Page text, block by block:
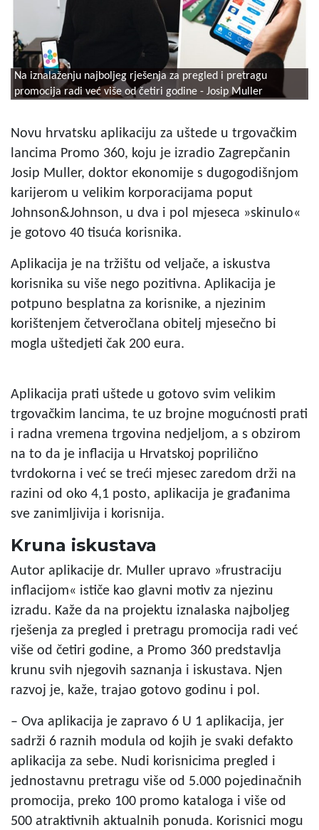
Na iznalaženju najboljeg rješenja za pregled i pretragu
promocija radi već više od četiri godine - Josip Muller
Novu hrvatsku aplikaciju za uštede u trgovačkim
lancima Promo 360, koju je izradio Zagrepčanin
Josip Muller, doktor ekonomije s dugogodišnjom
karijerom u velikim korporacijama poput
Johnson&Johnson, u dva i pol mjeseca »skinulo«
je gotovo 40 tisuća korisnika.
Aplikacija je na tržištu od veljače, a iskustva
korisnika su više nego pozitivna. Aplikacija je
potpuno besplatna za korisnike, a njezinim
korištenjem četveročlana obitelj mjesečno bi
mogla uštedjeti čak 200 eura.
Aplikacija prati uštede u gotovo svim velikim
trgovačkim lancima, te uz brojne mogućnosti prati
i radna vremena trgovina nedjeljom, a s obzirom
na to da je inflacija u Hrvatskoj poprilično
tvrdokorna i već se treći mjesec zaredom drži na
razini od oko 4,1 posto, aplikacija je građanima
sve zanimljivija i korisnija.
Kruna iskustava
Autor aplikacije dr. Muller upravo »frustraciju
inflacijom« ističe kao glavni motiv za njezinu
izradu. Kaže da na projektu iznalaska najboljeg
rješenja za pregled i pretragu promocija radi već
više od četiri godine, a Promo 360 predstavlja
krunu svih njegovih saznanja i iskustava. Njen
razvoj je, kaže, trajao gotovo godinu i pol.
– Ova aplikacija je zapravo 6 U 1 aplikacija, jer
sadrži 6 raznih modula od kojih je svaki defakto
aplikacija za sebe. Nudi korisnicima pregled i
jednostavnu pretragu više od 5.000 pojedinačnih
promocija, preko 100 promo kataloga i više od
500 atraktivnih aktualnih ponuda. Korisnici mogu